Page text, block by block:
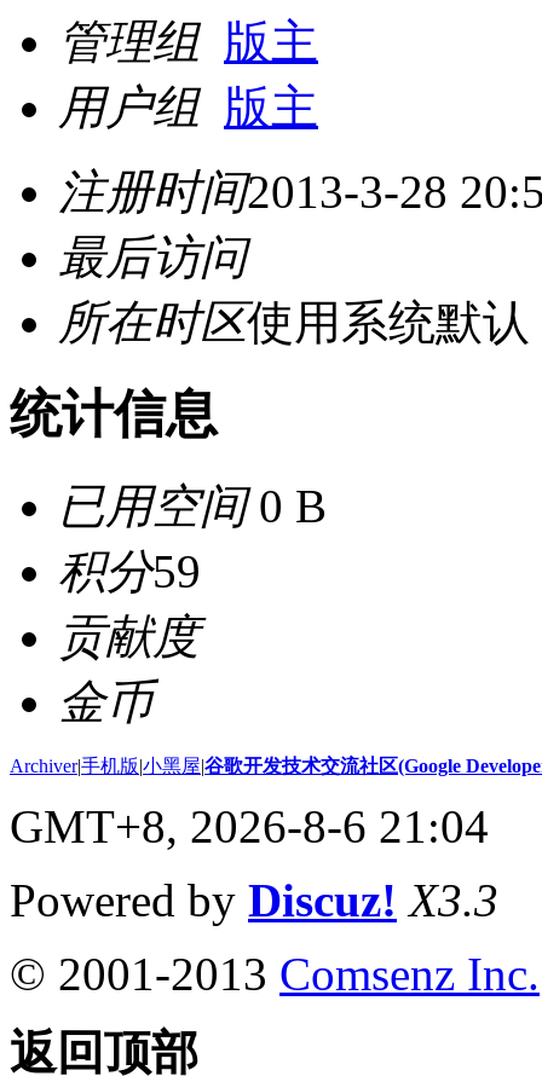
管理组 版主
用户组 版主
注册时间2013-3-28
最后访问
所在时区使用系统默认
统计信息
已用空间0 B
积分59
贡献度
金币
Archiver|手机版|小黑屋|谷歌开发技术交流社区(Google
GMT+8, 2026-8-6 21:04
Powered by Discuz! X3.3
© 2001-2013 Comsenz Inc.
返回顶部